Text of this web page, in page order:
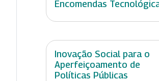
Encomendas
Inovação Social para o
Aperfeiçoamento de
Políticas Públicas